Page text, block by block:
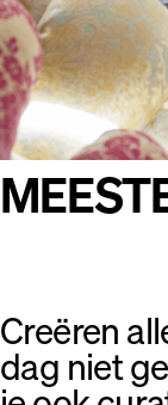
Creëren
dag niet